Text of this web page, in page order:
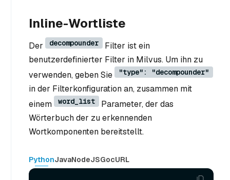
Inline-Wortliste
Der decompounder
Filter ist ein
benutzerdefinierter Filter in Milvus. Um ihn zu
verwenden, geben Sie
"type": "decompounder"
in der Filterkonfiguration an, zusammen mit
einem
word_list
Parameter, der das
Wörterbuch der zu erkennenden
Wortkomponenten bereitstellt.
PythonJavaNodeJSGocURL